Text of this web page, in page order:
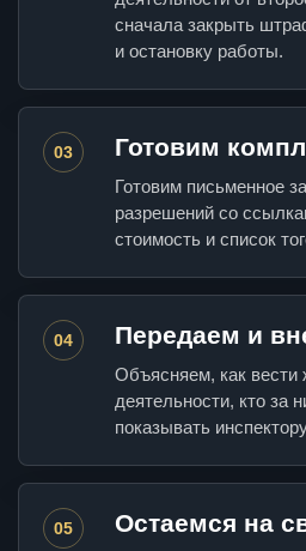
сначала закрыть
и остановку работы.
03 Готовим
Готовим письменное
разрешений со
стоимость и список
04 Передаем и
Объясняем, как вести
деятельности, кто за
показывать
05 Остаемся на